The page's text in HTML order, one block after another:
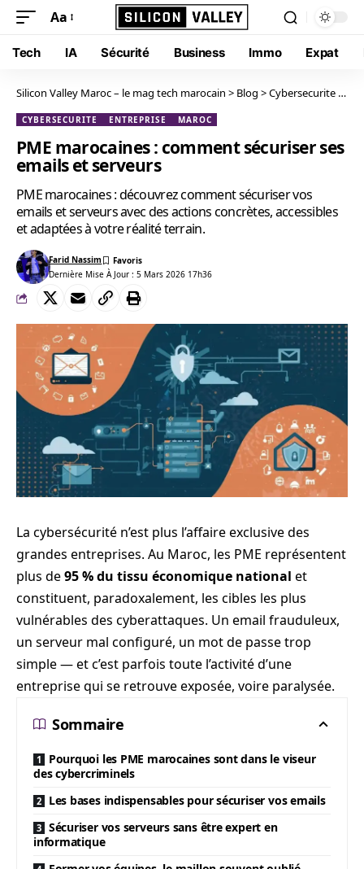
Aa
Tech IA Sécurité Business Immo Expat
Silicon Valley Maroc – le mag tech marocain > Blog >Cybersecurite
CYBERSECURITE ENTREPRISE MAROC
PME marocaines : comment sécuriser ses
emails et serveurs
PME marocaines : découvrez comment sécuriser vos
emails et serveurs avec des actions concrètes, accessibles
et adaptées à votre réalité terrain.
Dernière Mise À Jour : 5 Mars 2026 17h36
Farid Nassim
La cybersécurité n’est plus l’affaire exclusive des
grandes entreprises. Au Maroc, les PME représentent
plus de95 % du tissu économique national et
constituent, paradoxalement, les cibles les plus
vulnérables des cyberattaques. Un email frauduleux,
un serveur mal configuré, un mot de passe trop
simple — et c’est parfois toute l’activité d’une
entreprise qui se retrouve exposée, voire paralysée.
Sommaire
Pourquoi les PME marocaines sont dans le viseur
des cybercriminels
Les bases indispensables pour sécuriser vos emails
Sécuriser vos serveurs sans être expert en
informatique